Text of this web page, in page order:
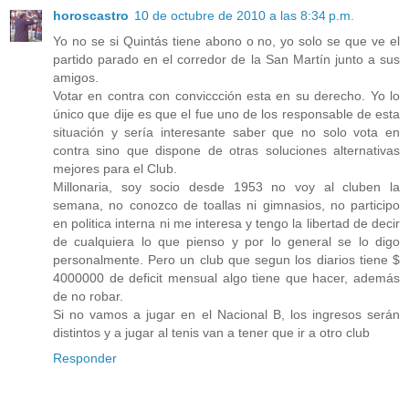
horoscastro 10 de octubre de 2010 a las 8:34 p.m.
Yo no se si Quintás tiene abono o no, yo solo se que ve el
partido parado en el corredor de la San Martín junto a sus
amigos.
Votar en contra con conviccción esta en su derecho. Yo lo
único que dije es que el fue uno de los responsable de esta
situación y sería interesante saber que no solo vota en
contra sino que dispone de otras soluciones alternativas
mejores para el Club.
Millonaria, soy socio desde 1953 no voy al cluben la
semana, no conozco de toallas ni gimnasios, no participo
en politica interna ni me interesa y tengo la libertad de decir
de cualquiera lo que pienso y por lo general se lo digo
personalmente. Pero un club que segun los diarios tiene $
4000000 de deficit mensual algo tiene que hacer, además
de no robar.
Si no vamos a jugar en el Nacional B, los ingresos serán
distintos y a jugar al tenis van a tener que ir a otro club
Responder